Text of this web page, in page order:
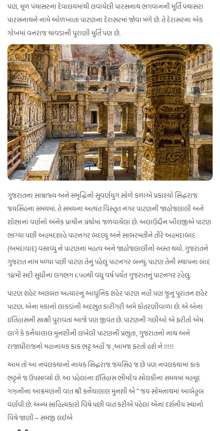
પણ, મૂળ પંચાસરના દેવાલયમાંથી લવાયેલી પારસનાથ ભગવાનની મૂર્તિ પંચાસરા
પારસનાથને નામે ઓળખાતા પાટણના દેરાસરમાં જોવા મળે છે. તે દેરાસરના એક
ગોખમાં વનરાજ ચાવડાની પુરાણી મૂર્તિ પણ છે.
ગુજરાતના સામ્રાજ્ય અને સમૃદ્ધિનો સુવર્ણયુગ સોળે કળાએ પ્રકાશ્યો સિદ્ધરાજ
જયસિંહના સમયમાં. તે સમયના અત્‍યંત વિસ્‍તૃત નગર પાટણની જાહોજલાલી અને
શોભાનાં વર્ણનો અનેક પ્રાચીન ગ્રંથોમાં જળવાયેલાં છે. અલાઉદ્દીન ખીલજીએ પાટણ
ભાંગ્યા પછી અહમદશાહે પાટનગર બદલ્‍યું અને સાબરમતીને તીરે અહમદાબાદ
(અમદાવાદ) વસાવ્‍યું ને પાટણનાં મહત્‍વ અને જાહોજલાલીનો અસ્‍ત થયો. ગુજરાતને
ગુજરાત નામ મળ્યા પછી પાટણ તેનું પહેલું પાટનગર બન્‍યું. પાટણ તેની સ્‍થાપના બાદ
૧૪મી સદી સુધીનાં લગભગ ૬૫૦થી વધુ વર્ષ પર્યંત ગુજરાતનું પાટનગર રહેલું.
પાટણ શહેર અલબત્ત અત્યારનું આધુનિક શહેર પાટણ નહીં પણ જુનું પુરાતન શહેર
પાટણ. એના મકાનો લાકડાંની અદભુત કારીગરી અમે કોતરણીવાળા છે. એ એના
ઇતિહાસની સાક્ષી પુરાવતાં આજે પણ જીવંત છે. પાટણની ગલીઓ એ ફરીતો એમ
લાગે કે કનૈયાલાલ મુનશીની લખેલી પાટણની પ્રભુતા, ગુજરાતનો નાથ અને
રાજાધીરાજનો મહાનાયક કાક ભટ્ટ અહીં જ ,આમજ ફરતો હશે ને !!!!!
આમ તો આ નવલકથાનો નાયક સિદ્ધરાજ જયસિહ જ છે પણ નવલકથામાં કાક
ભટ્ટને જ ઉપસાવ્યો છે. આ પહેલાંના ઈતિહાસ ભીમદેવ સોલકીના સમયમાં મહમૂદ
ગઝનીના આક્રમણની વાત શ્રી કનૈયાલાલ મુનશી એ ” જય સોમનાથમાં આબેહૂબ
વર્ણવી છે. અન્ય સાહિત્યકારો વિષે પછી વાત કરીએ પહેલાં એનાં દર્શનીય સ્થાનો
વિષે જાણી – સમજી લઈએ